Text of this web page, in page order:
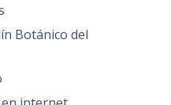
Botánico del